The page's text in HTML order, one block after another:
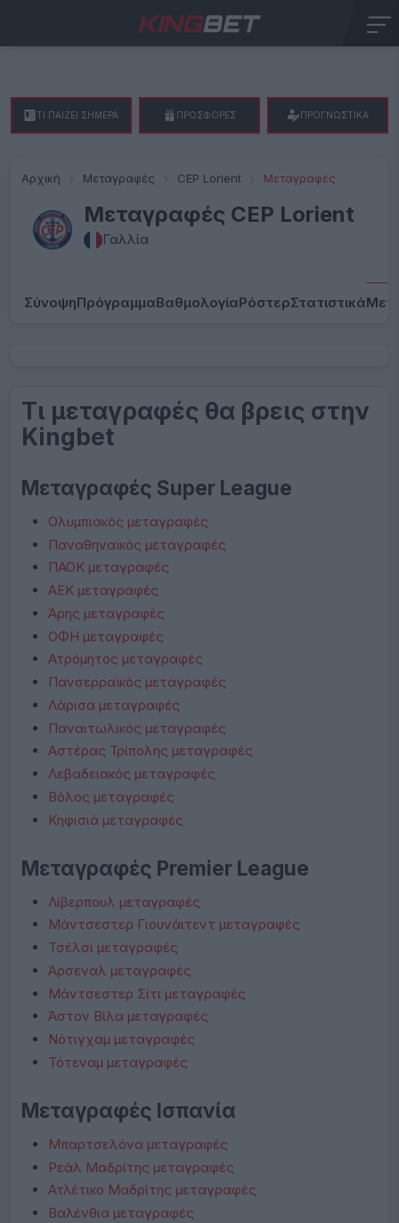
Αρχική Μεταγραφές CEP Lorient Μεταγραφές
Μεταγραφές CEP Lorient
Γαλλία
ΣύνοψηΠρόγραμμαΒαθμολογίαΡόστερΣτατιστικά
Τι μεταγραφές θα βρεις στην
Kingbet
Μεταγραφές Super League
Ολυμπιακός μεταγραφές
Παναθηναϊκός μεταγραφές
ΠΑΟΚ μεταγραφές
ΑΕΚ μεταγραφές
Άρης μεταγραφές
ΟΦΗ μεταγραφές
Ατρόμητος μεταγραφές
Πανσερραϊκός μεταγραφές
Λάρισα μεταγραφές
Παναιτωλικός μεταγραφές
Αστέρας Τρίπολης μεταγραφές
Λεβαδειακός μεταγραφές
Βόλος μεταγραφές
Κηφισιά μεταγραφές
Μεταγραφές Premier League
Λίβερπουλ μεταγραφές
Μάντσεστερ Γιουνάιτεντ μεταγραφές
Τσέλσι μεταγραφές
Άρσεναλ μεταγραφές
Μάντσεστερ Σίτι μεταγραφές
Άστον Βίλα μεταγραφές
Νότιγχαμ μεταγραφές
Τότεναμ μεταγραφές
Μεταγραφές Ισπανία
Μπαρτσελόνα μεταγραφές
Ρεάλ Μαδρίτης μεταγραφές
Ατλέτικο Μαδρίτης μεταγραφές
Βαλένθια μεταγραφές
ΤΙ ΠΑΙΖΕΙ ΣΗΜΕΡΑ ΠΡΟΣΦΟΡΕΣ ΠΡΟΓΝΩΣΤΙΚΑ